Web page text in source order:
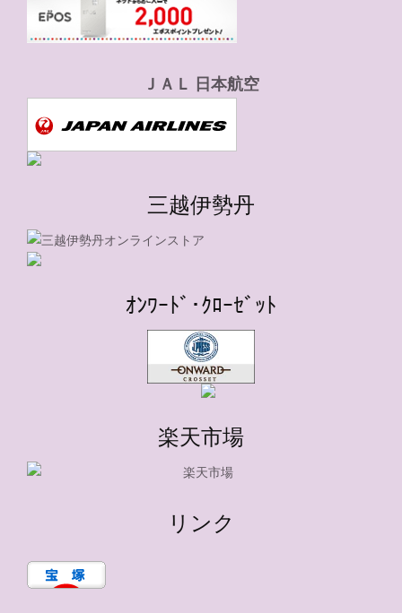
ＪＡＬ 日本航空
三越伊勢丹
ｵﾝﾜｰﾄﾞ･ｸﾛｰｾﾞｯﾄ
楽天市場
リンク